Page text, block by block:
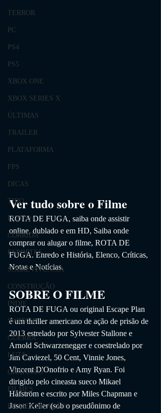
TERROR
PC
PS4
PS5
XBOX ONE
XBOX SERIES X
ÚLTIMAS
TRAILER
PLATAFORMA
FPS
DICAS
TIRO
LGBTQ+
CORRIDA
ESPORTES
SOBREVIVÊNCIA
CONSTRUÇÃO
INDIE
SWITCH
GUERRA
LUTA
GRATUITO
FILMES
FILMES DE AÇÃO
Ver tudo sobre o Filme
ROTA DE FUGA, saiba onde assistir
online, dublado e em HD, Saiba onde
comprar ou alugar o filme, ROTA DE
FUGA. Enredo e História, Elenco, Críticas,
Notas e Notícias.
SOBRE O FILME
ROTA DE FUGA ou original Escape Plan
é um thriller americano de ação de prisão de
2013 estrelado por Sylvester Stallone e
Arnold Schwarzenegger e coestrelado por
Jim Caviezel, 50 Cent, Vinnie Jones,
Vincent D'Onofrio e Amy Ryan. Foi
dirigido pelo cineasta sueco Mikael
Håfström e escrito por Miles Chapman e
Jason Keller (sob o pseudônimo de